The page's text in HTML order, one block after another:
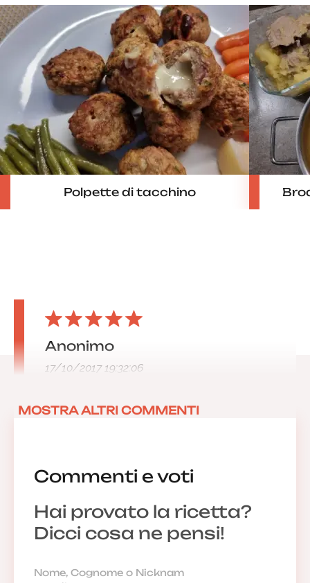
Polpette di tacchino
Commenti e voti
Hai provato la ricetta?
Dicci cosa ne pensi!
Anonimo
17/10/2017 19:32:06
MOSTRA ALTRI COMMENTI